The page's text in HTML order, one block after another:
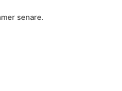
senare.